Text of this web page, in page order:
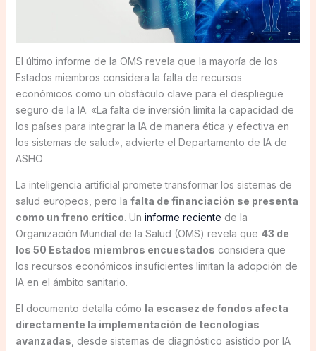
El último informe de la OMS revela que la mayoría de los
Estados miembros considera la falta de recursos
económicos como un obstáculo clave para el despliegue
seguro de la IA. «La falta de inversión limita la capacidad de
los países para integrar la IA de manera ética y efectiva en
los sistemas de salud», advierte el Departamento de IA de
ASHO
La inteligencia artificial promete transformar los sistemas de
salud europeos, pero la falta de financiación se presenta
como un freno crítico. Un informe reciente de la
Organización Mundial de la Salud (OMS) revela que 43 de
los 50 Estados miembros encuestados considera que
los recursos económicos insuficientes limitan la adopción de
IA en el ámbito sanitario.
El documento detalla cómo la escasez de fondos afecta
directamente la implementación de tecnologías
avanzadas , desde sistemas de diagnóstico asistido por IA